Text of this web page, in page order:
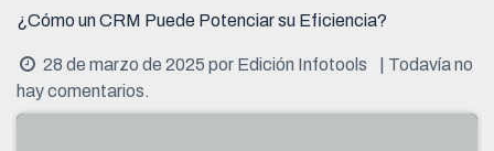
¿Cómo un CRM Puede Potenciar su Eficiencia?
28 de marzo de 2025 por Edición Infotools
| Todavía no
hay comentarios.